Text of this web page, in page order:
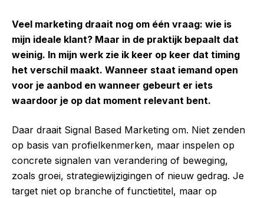
Veel marketing draait nog om één vraag: wie is
mijn ideale klant? Maar in de praktijk bepaalt dat
weinig. In mijn werk zie ik keer op keer dat timing
het verschil maakt. Wanneer staat iemand open
voor je aanbod en wanneer gebeurt er iets
waardoor je op dat moment relevant bent.
Daar draait Signal Based Marketing om. Niet zenden
op basis van profielkenmerken, maar inspelen op
concrete signalen van verandering of beweging,
zoals groei, strategiewijzigingen of nieuw gedrag. Je
target niet op branche of functietitel, maar op